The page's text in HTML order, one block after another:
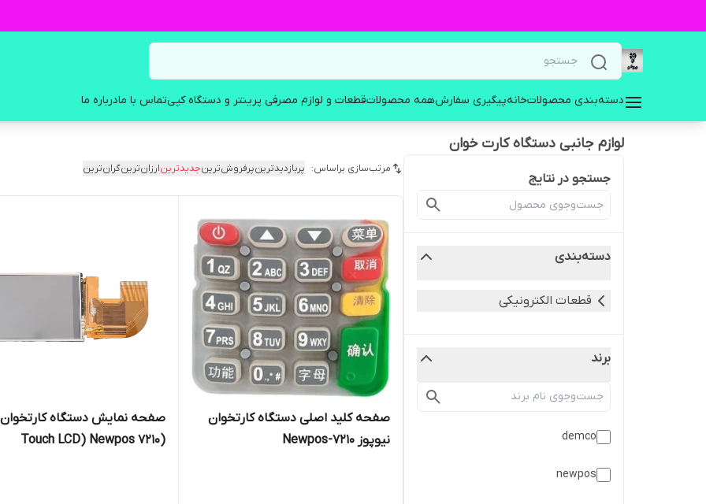
دسته‌بندی محصولاتخانهپیگیری سفارشهمه محصولاتقطعات و لوازم مصرفی پرینتر و دستگاه کپیتماس با مادرباره ما
لوازم جانبی دستگاه کارت خوان
جستجو در نتایج
دسته‌بندی
قطعات الکترونیکی
برند
demco
newpos
مرتب‌سازی براساس: پربازدیدترینپرفروش‌ترینجدیدترینارزان‌ترینگران‌ترین
صفحه کلید اصلی دستگاه کارتخوان
نیوپوز Newpos-7210
صفحه نمایش دستگاه کارتخوان
(Touch LCD) Newpos 7210